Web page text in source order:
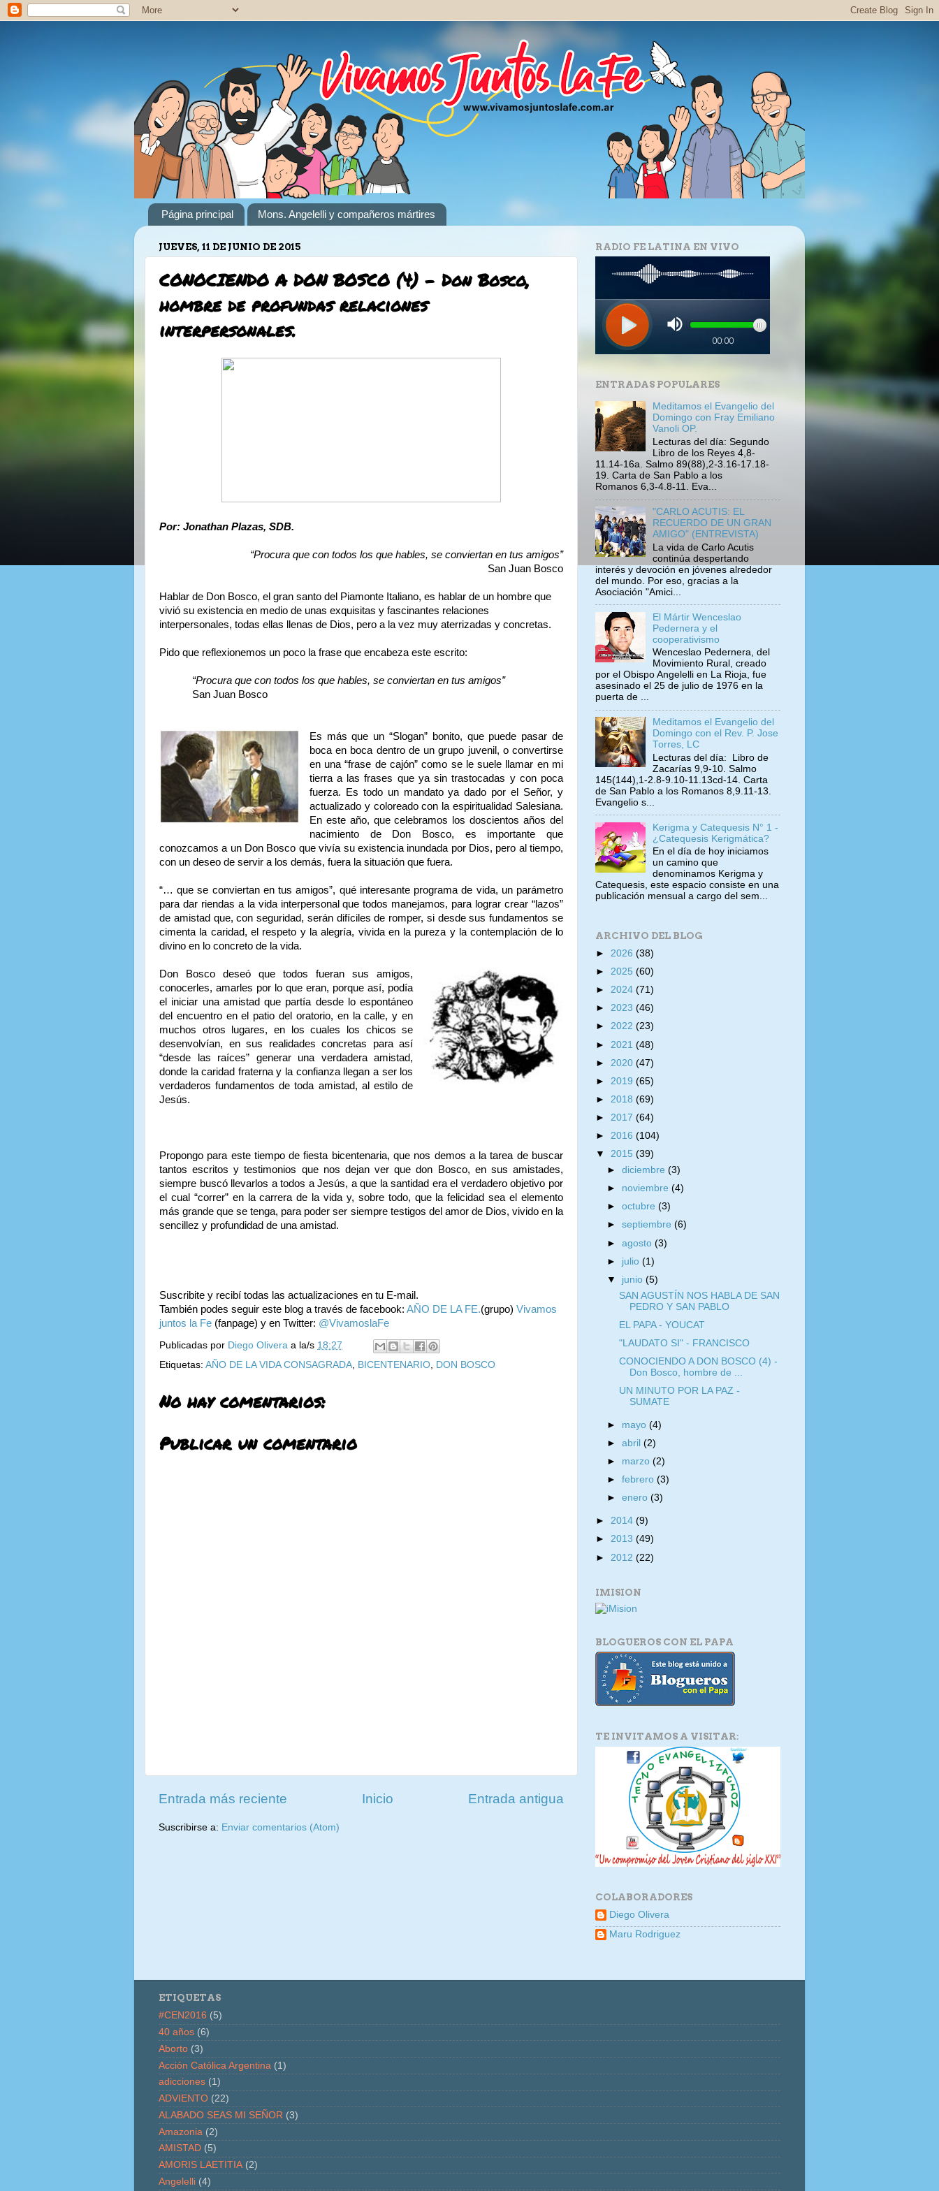
Página principal Mons. Angelelli y compañeros mártires
JUEVES, 11 DE JUNIO DE 2015
CONOCIENDO A DON BOSCO (4) - Don Bosco,
hombre de profundas relaciones
interpersonales.
Por: Jonathan Plazas, SDB.
“Procura que con todos los que hables, se conviertan en tus amigos”
San Juan Bosco
Hablar de Don Bosco, el gran santo del Piamonte Italiano, es hablar de un hombre que
vivió su existencia en medio de unas exquisitas y fascinantes relaciones
interpersonales, todas ellas llenas de Dios, pero a la vez muy aterrizadas y concretas.
Pido que reflexionemos un poco la frase que encabeza este escrito:
“Procura que con todos los que hables, se conviertan en tus amigos”
San Juan Bosco
Es más que un “Slogan” bonito, que puede pasar de
boca en boca dentro de un grupo juvenil, o convertirse
en una “frase de cajón” como se le suele llamar en mi
tierra a las frases que ya sin trastocadas y con poca
fuerza. Es todo un mandato ya dado por el Señor, y
actualizado y coloreado con la espiritualidad Salesiana.
En este año, que celebramos los doscientos años del
nacimiento de Don Bosco, es importante que
conozcamos a un Don Bosco que vivía su existencia inundada por Dios, pero al tiempo,
con un deseo de servir a los demás, fuera la situación que fuera.
“… que se conviertan en tus amigos”, qué interesante programa de vida, un parámetro
para dar riendas a la vida interpersonal que todos manejamos, para lograr crear “lazos”
de amistad que, con seguridad, serán difíciles de romper, si desde sus fundamentos se
cimenta la caridad, el respeto y la alegría, vivida en la pureza y la contemplación de lo
divino en lo concreto de la vida.
Don Bosco deseó que todos fueran sus amigos,
conocerles, amarles por lo que eran, porque así, podía
el iniciar una amistad que partía desde lo espontáneo
del encuentro en el patio del oratorio, en la calle, y en
muchos otros lugares, en los cuales los chicos se
desenvolvían, en sus realidades concretas para así
“desde las raíces” generar una verdadera amistad,
donde la caridad fraterna y la confianza llegan a ser los
verdaderos fundamentos de toda amistad, al estilo de
Jesús.
Propongo para este tiempo de fiesta bicentenaria, que nos demos a la tarea de buscar
tantos escritos y testimonios que nos dejan ver que don Bosco, en sus amistades,
siempre buscó llevarlos a todos a Jesús, a que la santidad era el verdadero objetivo por
el cual “correr” en la carrera de la vida y, sobre todo, que la felicidad sea el elemento
más grande que se tenga, para poder ser siempre testigos del amor de Dios, vivido en la
sencillez y profundidad de una amistad.
Suscribite y recibí todas las actualizaciones en tu E-mail.
También podes seguir este blog a través de facebook: AÑO DE LA FE.(grupo) Vivamos
juntos la Fe (fanpage) y en Twitter: @VivamoslaFe
Publicadas por Diego Olivera a la/s 18:27
Etiquetas: AÑO DE LA VIDA CONSAGRADA, BICENTENARIO, DON BOSCO
No hay comentarios:
Publicar un comentario
Entrada más reciente Entrada antigua
Inicio
Suscribirse a: Enviar comentarios (Atom)
RADIO FE LATINA EN VIVO
ENTRADAS POPULARES
Meditamos el Evangelio del
Domingo con Fray Emiliano
Vanoli OP.
Lecturas del día: Segundo
Libro de los Reyes 4,8-
11.14-16a. Salmo 89(88),2-3.16-17.18-
19. Carta de San Pablo a los
Romanos 6,3-4.8-11. Eva...
"CARLO ACUTIS: EL
RECUERDO DE UN GRAN
AMIGO" (ENTREVISTA)
La vida de Carlo Acutis
continúa despertando
interés y devoción en jóvenes alrededor
del mundo. Por eso, gracias a la
Asociación "Amici...
El Mártir Wenceslao
Pedernera y el
cooperativismo
Wenceslao Pedernera, del
Movimiento Rural, creado
por el Obispo Angelelli en La Rioja, fue
asesinado el 25 de julio de 1976 en la
puerta de ...
Meditamos el Evangelio del
Domingo con el Rev. P. Jose
Torres, LC
Lecturas del día: Libro de
Zacarías 9,9-10. Salmo
145(144),1-2.8-9.10-11.13cd-14. Carta
de San Pablo a los Romanos 8,9.11-13.
Evangelio s...
Kerigma y Catequesis N° 1 -
¿Catequesis Kerigmática?
En el día de hoy iniciamos
un camino que
denominamos Kerigma y
Catequesis, este espacio consiste en una
publicación mensual a cargo del sem...
ARCHIVO DEL BLOG
► 2026 (38)
► 2025 (60)
► 2024 (71)
► 2023 (46)
► 2022 (23)
► 2021 (48)
► 2020 (47)
► 2019 (65)
► 2018 (69)
► 2017 (64)
► 2016 (104)
▼ 2015 (39)
►diciembre(3)
► noviembre(4)
►octubre(3)
►septiembre(6)
►agosto(3)
► julio(1)
▼ junio(5)
SAN AGUSTÍN NOS HABLA DE SAN
PEDRO Y SAN PABLO
EL PAPA - YOUCAT
"LAUDATO SI" - FRANCISCO
CONOCIENDO A DON BOSCO (4) -
Don Bosco, hombre de ...
UN MINUTO POR LA PAZ -
SUMATE
► mayo(4)
►abril(2)
► marzo(2)
►febrero(3)
►enero(3)
► 2014 (9)
► 2013 (49)
► 2012 (22)
IMISION
BLOGUEROS CON EL PAPA
TE INVITAMOS A VISITAR:
COLABORADORES
Diego Olivera
Maru Rodriguez
ETIQUETAS
#CEN2016 (5)
40 años (6)
Aborto (3)
Acción Católica Argentina (1)
adicciones (1)
ADVIENTO (22)
ALABADO SEAS MI SEÑOR (3)
Amazonia (2)
AMISTAD (5)
AMORIS LAETITIA (2)
Angelelli (4)